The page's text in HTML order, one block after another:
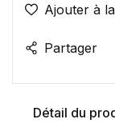
Ajouter à
Partager
Détail du